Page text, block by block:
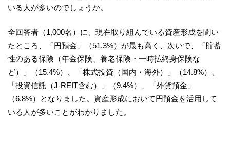
いる人が多いのでしょうか。
全回答者（1,000名）に、現在取り組んでいる資産形成を聞い
たところ、「円預金」（51.3%）が最も高く、次いで、「貯蓄
性のある保険（年金保険、養老保険・一時払終身保険な
ど）」（15.4%）、「株式投資（国内・海外）」（14.8%）、
「投資信託（J-REIT含む）」（9.4%）、「外貨預金」
（6.8%）となりました。資産形成において円預金を活用して
いる人が多いことがわかりました。